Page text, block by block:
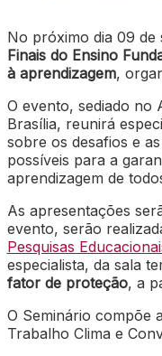
No próximo dia 09 de
Finais do Ensino
à aprendizagem,
O evento, sediado no
Brasília, reunirá
sobre os desafios e
possíveis para a
aprendizagem de
As apresentações
evento, serão
Pesquisas
especialista, da sala
fator de proteção, a
O Seminário compõe
Trabalho Clima e